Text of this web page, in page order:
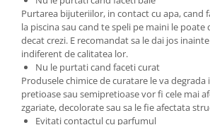
Purtarea bijuteriilor, in contact cu apa, cand
la piscina sau cand te speli pe maini le
decat crezi. E recomandat sa le dai jos
indiferent de calitatea lor.
Nu le purtati cand faceti curat
Produsele chimice de curatare le va
pretioase sau semipretioase vor fi cele mai
zgariate, decolorate sau sa le fie afectata
Evitati contactul cu parfumul